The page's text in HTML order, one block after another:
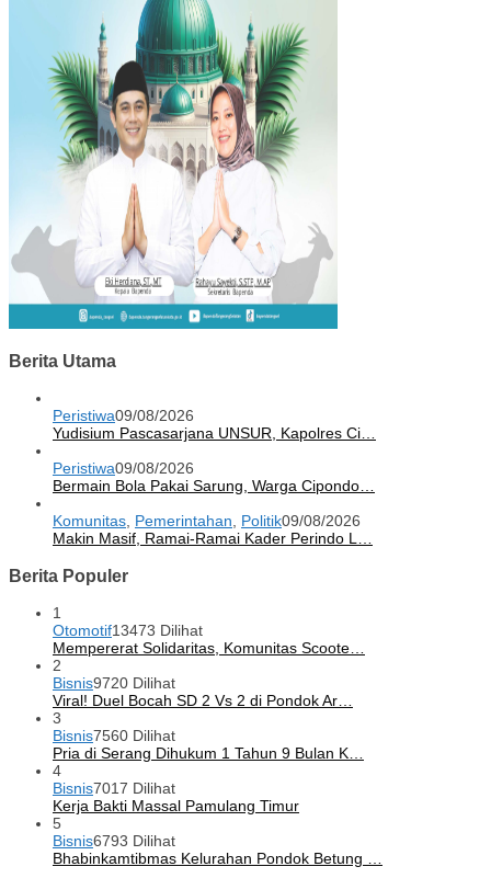
Berita Utama
Peristiwa09/08/2026
Yudisium Pascasarjana UNSUR, Kapolres Ci…
Peristiwa09/08/2026
Bermain Bola Pakai Sarung, Warga Cipondo…
Komunitas Pemerintahan Politik09/08/2026
Makin Masif, Ramai-Ramai Kader Perindo L…
Berita Populer
1
Otomotif13473 Dilihat
Mempererat Solidaritas, Komunitas Scoote…
2
Bisnis9720 Dilihat
Viral! Duel Bocah SD 2 Vs 2 di Pondok Ar…
3
Bisnis7560 Dilihat
Pria di Serang Dihukum 1 Tahun 9 Bulan K…
4
Bisnis7017 Dilihat
Kerja Bakti Massal Pamulang Timur
5
Bisnis6793 Dilihat
Bhabinkamtibmas Kelurahan Pondok Betung …